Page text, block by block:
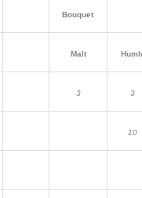
Bouquet
Malt
3 3
10